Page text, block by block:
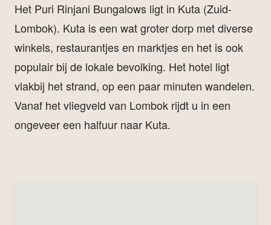
Het Puri Rinjani Bungalows ligt in Kuta (Zuid-
Lombok). Kuta is een wat groter dorp met diverse
winkels, restaurantjes en marktjes en het is ook
populair bij de lokale bevolking. Het hotel ligt
vlakbij het strand, op een paar minuten wandelen.
Vanaf het vliegveld van Lombok rijdt u in een
ongeveer een halfuur naar Kuta.